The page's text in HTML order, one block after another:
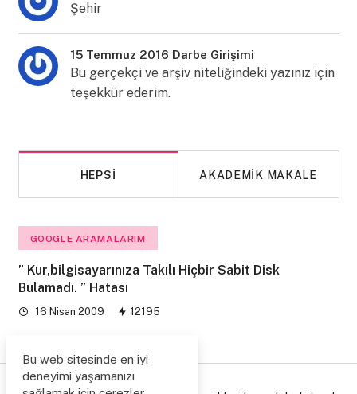
Şehir
15 Temmuz 2016 Darbe Girişimi
Bu gerçekçi ve arşiv niteliğindeki yazınız için
teşekkür ederim.
HEPSI AKADEMIK MAKALE
GOOGLE ARAMALARIM
” Kur,bilgisayarınıza Takılı Hiçbir Sabit Disk
Bulamadı. ” Hatası
16 Nisan 2009 12195
Bu web sitesinde en iyi
deneyimi yaşamanızı